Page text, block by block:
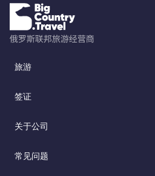
旅游
签证
关于公司
常见问题